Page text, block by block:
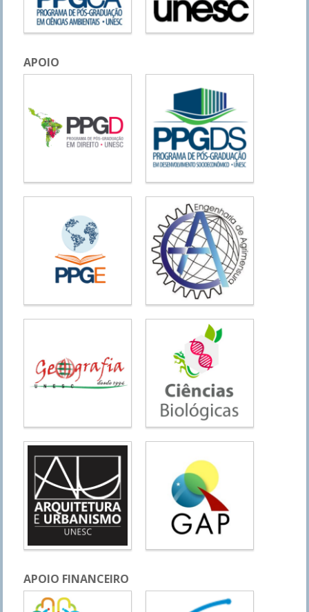
APOIO
APOIO FINANCEIRO